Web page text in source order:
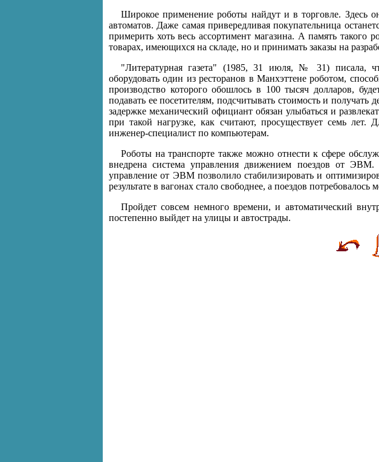
Широкое применение роботы найдут и в торговле. Здесь
автоматов. Даже самая привередливая покупательница
примерить хоть весь ассортимент магазина. А память такого
товарах, имеющихся на складе, но и принимать заказы на
"Литературная газета" (1985, 31 июля, № 31) писала,
оборудовать один из ресторанов в Манхэттене роботом,
производство которого обошлось в 100 тысяч долларов,
подавать ее посетителям, подсчитывать стоимость и
задержке механический официант обязан улыбаться и
при такой нагрузке, как считают, просуществует семь лет.
инженер-специалист по компьютерам.
Роботы на транспорте также можно отнести к сфере
внедрена система управления движением поездов от
управление от ЭВМ позволило стабилизировать и
результате в вагонах стало свободнее, а поездов потребовалось
Пройдет совсем немного времени, и автоматический
постепенно выйдет на улицы и автострады.